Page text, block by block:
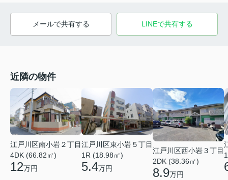
メールで共有する LINEで共有する
近隣の物件
江戸川区南小岩２丁目
4DK (66.82㎡)
12万円
江戸川区東小岩５丁目
1R (18.98㎡)
5.4万円
江戸川区西小岩３丁目
2DK (38.36㎡)
8.9万円